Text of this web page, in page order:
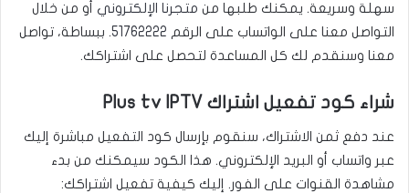
سهلة وسريعة. يمكنك طلبها من متجرنا الإلكتروني أو من خلال
التواصل معنا على الواتساب على الرقم 51762222. ببساطة، تواصل
معنا وسنقدم لك كل المساعدة لتحصل على اشتراكك.
شراء كود تفعيل اشتراك Plus tv IPTV
عند دفع ثمن الاشتراك، سنقوم بإرسال كود التفعيل مباشرة إليك
عبر واتساب أو البريد الإلكتروني. هذا الكود سيمكنك من بدء
مشاهدة القنوات على الفور. إليك كيفية تفعيل اشتراكك: